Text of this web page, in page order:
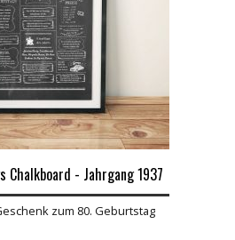
Chalkboard - Jahrgang 1937
zum 80. Geburtstag